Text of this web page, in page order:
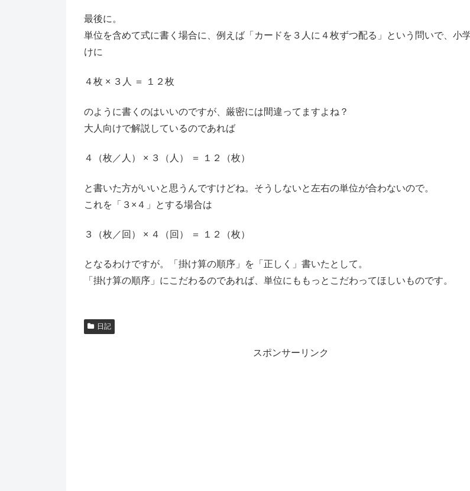
最後に。
単位を含めて式に書く場合に、例えば「カードを３人に４枚ずつ配る」という問いで、小
けに
４枚 × ３人 ＝ １２枚
のように書くのはいいのですが、厳密には間違ってますよね？
大人向けで解説しているのであれば
４（枚／人） × ３（人） ＝ １２（枚）
と書いた方がいいと思うんですけどね。そうしないと左右の単位が合わないので。
これを「３×４」とする場合は
３（枚／回） × ４（回） ＝ １２（枚）
となるわけですが。「掛け算の順序」を「正しく」書いたとして。
「掛け算の順序」にこだわるのであれば、単位にももっとこだわってほしいものです。
日記
スポンサーリンク